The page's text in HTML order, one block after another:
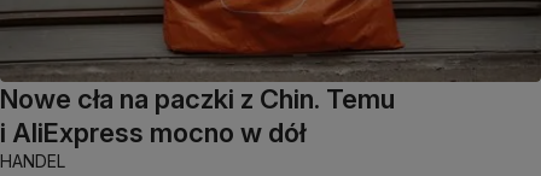
Nowe cła na paczki z Chin. Temu
i AliExpress mocno w dół
HANDEL